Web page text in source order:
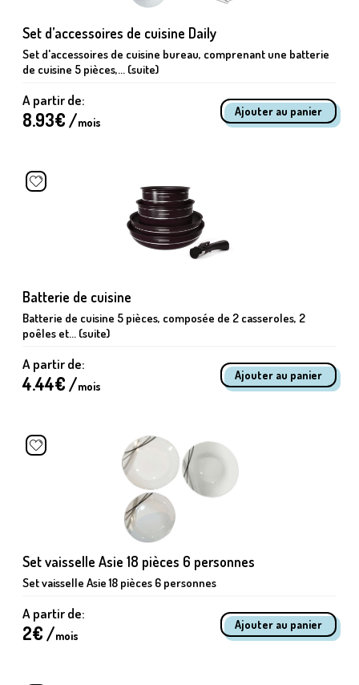
Set d’accessoires de cuisine Daily
Set d'accessoires de cuisine bureau, comprenant une batterie
de cuisine 5 pièces,... (suite)
A partir de:
8.93€ /mois
Batterie de cuisine
Batterie de cuisine 5 pièces, composée de 2 casseroles, 2
poêles et... (suite)
A partir de:
4.44€ /mois
Set vaisselle Asie 18 pièces 6 personnes
Set vaisselle Asie 18 pièces 6 personnes
A partir de:
2€ /mois